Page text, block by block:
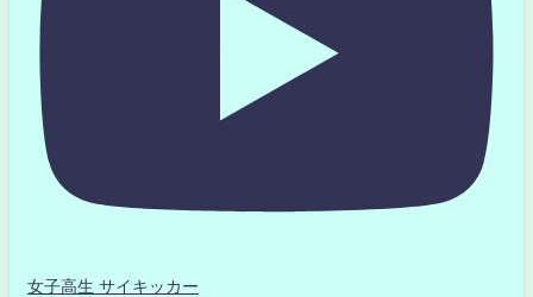
女子高生 サイキッカー